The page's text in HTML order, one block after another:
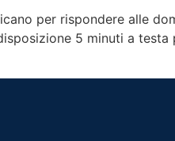
per rispondere alle
5 minuti a testa